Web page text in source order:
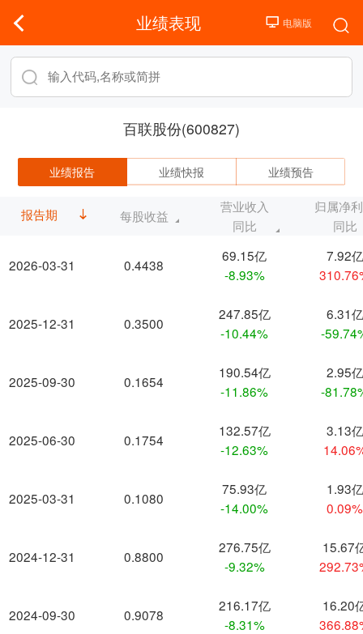
业绩表现
百联股份(600827)
业绩报告 业绩快报 业绩预告
报告期
2026-03-31
2025-12-31
2025-09-30
2025-06-30
2025-03-31
2024-12-31
2024-09-30
每股收益
营业收入
同比
归属净
同比
0.4438
69.15亿
-8.93%
7.92亿
0.3500
247.85亿
-10.44%
6.31亿
-
0.1654
190.54亿
-11.86%
2.95亿
-
0.1754
132.57亿
-12.63%
3.13亿
0.1080
75.93亿
-14.00%
1.93亿
0.09%
0.8800
276.75亿
-9.32%
15.67
0.9078
216.17亿
-8.31%
16.20